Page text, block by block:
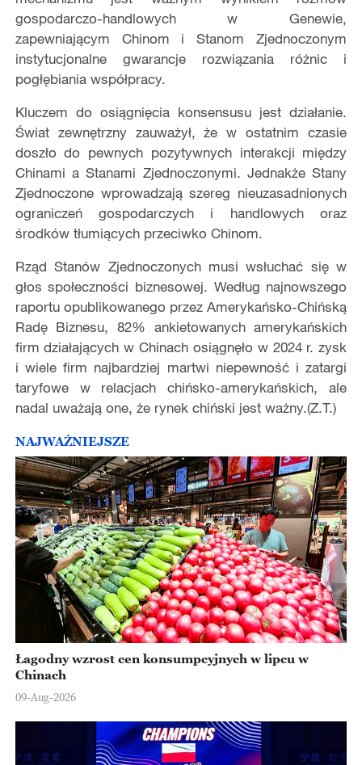
gospodarczo-handlowych w Genewie,
zapewniającym Chinom i Stanom Zjednoczonym
instytucjonalne gwarancje rozwiązania różnic i
pogłębiania współpracy.
Kluczem do osiągnięcia konsensusu jest działanie.
Świat zewnętrzny zauważył, że w ostatnim czasie
doszło do pewnych pozytywnych interakcji między
Chinami a Stanami Zjednoczonymi. Jednakże Stany
Zjednoczone wprowadzają szereg nieuzasadnionych
ograniczeń gospodarczych i handlowych oraz
środków tłumiących przeciwko Chinom.
Rząd Stanów Zjednoczonych musi wsłuchać się w
głos społeczności biznesowej. Według najnowszego
raportu opublikowanego przez Amerykańsko-Chińską
Radę Biznesu, 82% ankietowanych amerykańskich
firm działających w Chinach osiągnęło w 2024 r. zysk
i wiele firm najbardziej martwi niepewność i zatargi
taryfowe w relacjach chińsko-amerykańskich, ale
nadal uważają one, że rynek chiński jest ważny.(Z.T.)
NAJWAŻNIEJSZE
Łagodny wzrost cen konsumpcyjnych w lipcu w
Chinach
09-Aug-2026